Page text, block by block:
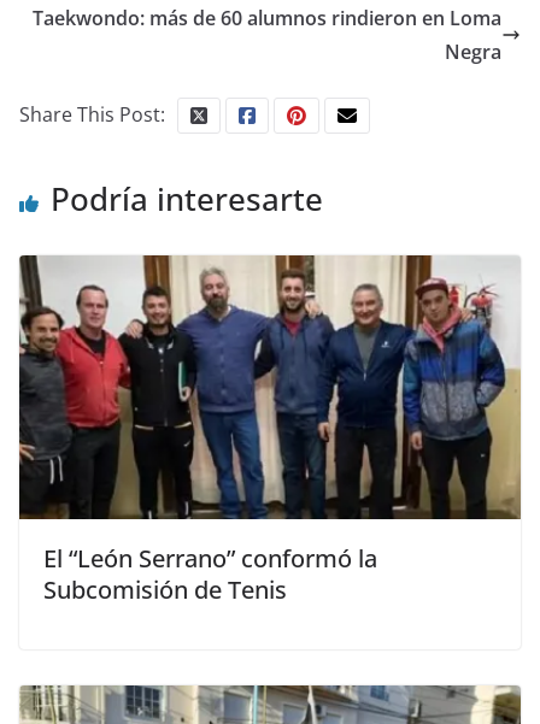
Taekwondo: más de 60 alumnos rindieron en Loma
Negra
Share This Post:
Podría interesarte
El “León Serrano” conformó la
Subcomisión de Tenis